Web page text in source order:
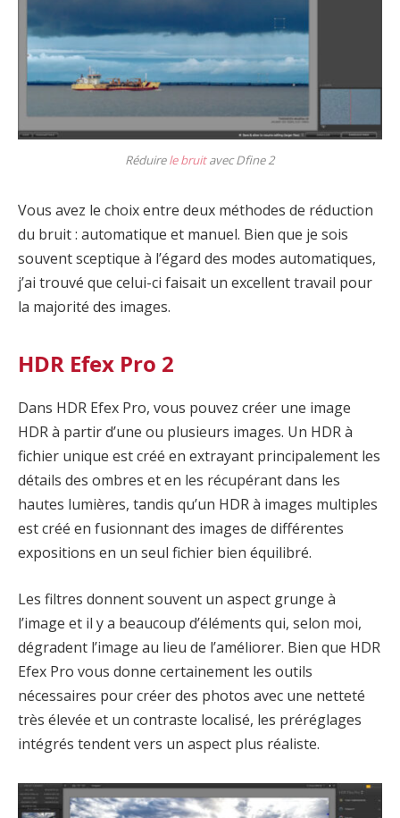
Réduirele bruitavec Dfine 2
Vous avez le choix entre deux méthodes de réduction
du bruit : automatique et manuel. Bien que je sois
souvent sceptique à l’égard des modes automatiques,
j’ai trouvé que celui-ci faisait un excellent travail pour
la majorité des images.
HDR Efex Pro 2
Dans HDR Efex Pro, vous pouvez créer une image
HDR à partir d’une ou plusieurs images. Un HDR à
fichier unique est créé en extrayant principalement les
détails des ombres et en les récupérant dans les
hautes lumières, tandis qu’un HDR à images multiples
est créé en fusionnant des images de différentes
expositions en un seul fichier bien équilibré.
Les filtres donnent souvent un aspect grunge à
l’image et il y a beaucoup d’éléments qui, selon moi,
dégradent l’image au lieu de l’améliorer. Bien que HDR
Efex Pro vous donne certainement les outils
nécessaires pour créer des photos avec une netteté
très élevée et un contraste localisé, les préréglages
intégrés tendent vers un aspect plus réaliste.